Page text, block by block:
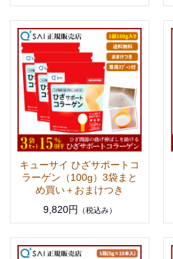
キューサイ ひざサポートコ
ラーゲン（100g）3袋まと
め買い＋おまけつき
9,820円
（税込み）